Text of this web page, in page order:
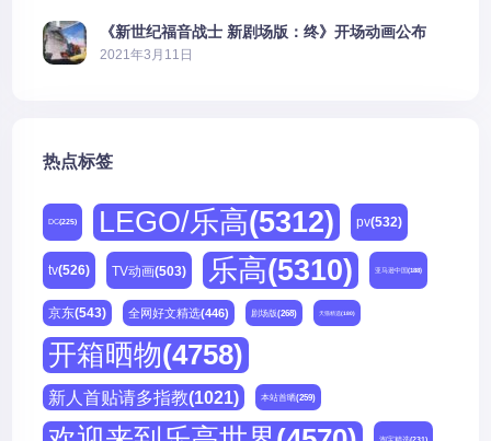
《新世纪福音战士 新剧场版：终》开场动画公布
2021年3月11日
热点标签
DC(225) LEGO/乐高(5312) pv(532)
tv(526) TV动画(503) 乐高(5310) 亚马逊中国(188)
京东(543) 全网好文精选(446) 剧场版(268) 天猫精选(180)
开箱晒物(4758)
新人首贴请多指教(1021) 本站首晒(259)
淘宝精选(231)